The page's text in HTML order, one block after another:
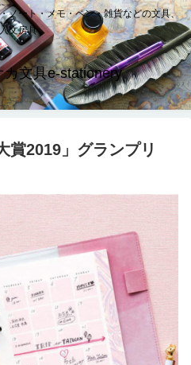
ノート・メモ・ペン・雑貨などの文具、
文房具
文具e-stationery
賞2019」グランプリ